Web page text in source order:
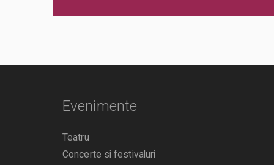
Evenimente
Teatru
Concerte si festivaluri